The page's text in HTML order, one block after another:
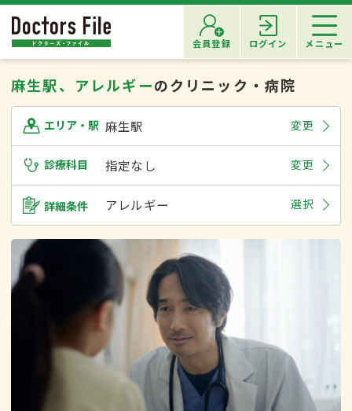
会員登録 ログイン メニュー
麻生駅、アレルギーのクリニック・病院
エリア・駅 麻生駅 変更
診療科目 指定なし 変更
詳細条件 アレルギー 選択